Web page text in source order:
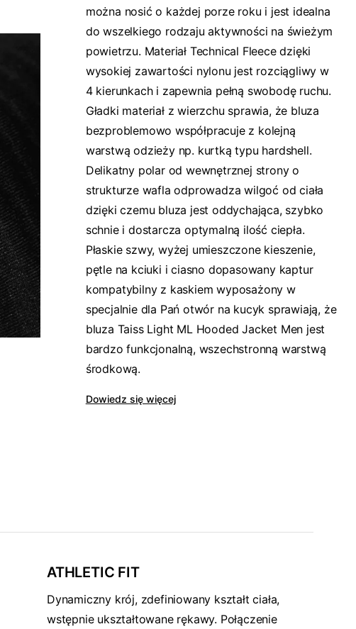
można nosić o każdej porze roku i jest idealna
do wszelkiego rodzaju aktywności na świeżym
powietrzu. Materiał Technical Fleece dzięki
wysokiej zawartości nylonu jest rozciągliwy w
4 kierunkach i zapewnia pełną swobodę ruchu.
Gładki materiał z wierzchu sprawia, że bluza
bezproblemowo współpracuje z kolejną
warstwą odzieży np. kurtką typu hardshell.
Delikatny polar od wewnętrznej strony o
strukturze wafla odprowadza wilgoć od ciała
dzięki czemu bluza jest oddychająca, szybko
schnie i dostarcza optymalną ilość ciepła.
Płaskie szwy, wyżej umieszczone kieszenie,
pętle na kciuki i ciasno dopasowany kaptur
kompatybilny z kaskiem wyposażony w
specjalnie dla Pań otwór na kucyk sprawiają, że
bluza Taiss Light ML Hooded Jacket Men jest
bardzo funkcjonalną, wszechstronną warstwą
środkową.
Dowiedz się więcej
ATHLETIC FIT
Dynamiczny krój, zdefiniowany kształt ciała,
wstępnie ukształtowane rękawy. Połączenie